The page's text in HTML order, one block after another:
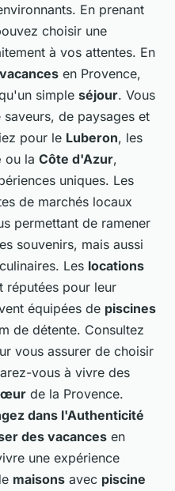
En prenant
choisir une
à vos attentes. En
vacances en Provence,
simple séjour. Vous
de paysages et
pour le Luberon, les
ou la Côte d'Azur,
uniques. Les
de marchés locaux
permettant de ramener
souvenirs, mais aussi
Les locations
réputées pour leur
équipées de piscines
de détente. Consultez
vous assurer de choisir
vous à vivre des
de la Provence.
dans l'Authenticité
des vacances en
une expérience
maisons avec piscine